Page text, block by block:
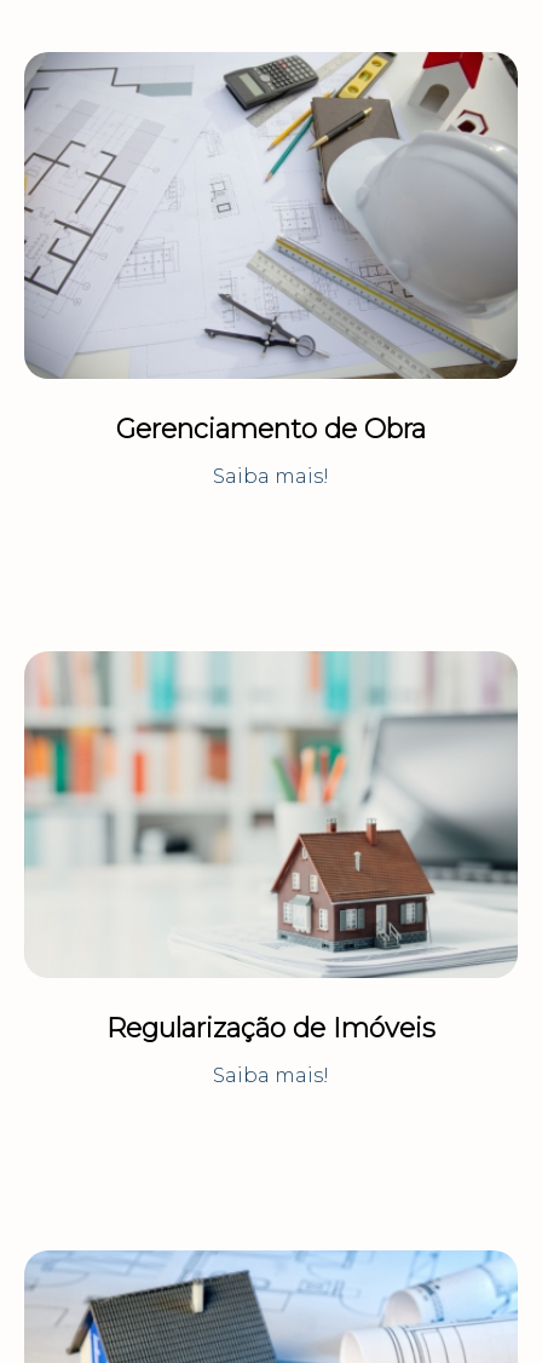
Gerenciamento de Obra
Saiba mais!
Regularização de Imóveis
Saiba mais!